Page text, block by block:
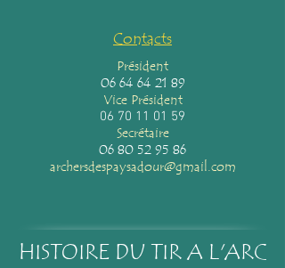
Contacts
Président
06 64 64 21 89
Vice Président
06 70 11 01 59
Secrétaire
06 80 52 95 86
archersdespaysadour@gmail.com
HISTOIRE DU TIR A L'ARC